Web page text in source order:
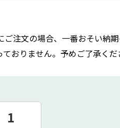
注文の場合、一番おそい納
おりません。予めご了承くだ